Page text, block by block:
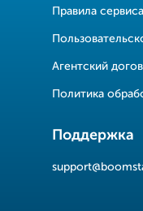
Правила сервиса
Агентский
Политика
Поддержка